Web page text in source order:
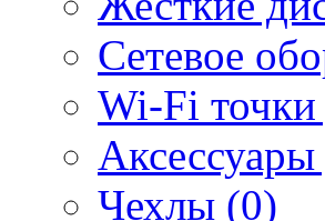
Сетевое
Wi-Fi точки
Чехлы (0)